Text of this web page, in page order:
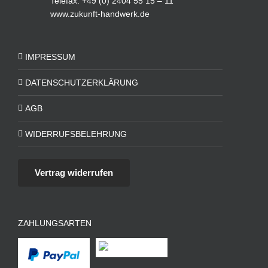
www.zukunft-handwerk.de
IMPRESSUM
DATENSCHUTZERKLÄRUNG
AGB
WIDERRUFSBELEHRUNG
Vertrag widerrufen
ZAHLUNGSARTEN